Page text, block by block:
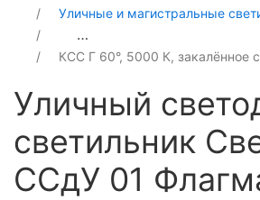
Уличные и магистральные
Уличный светодиодный
КСС Г 60°, 5000 К, закалённое
Уличный
светильник
ССдУ 01